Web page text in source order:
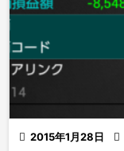
 2015年1月28日 